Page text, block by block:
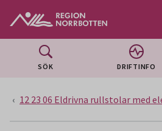
SÖK DRIFTINFO
12 23 06 Eldrivna rullstolar med